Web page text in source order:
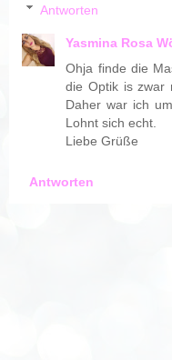
Antworten
Yasmina Rosa
Ohja finde die
die Optik is zwar
Daher war ich
Lohnt sich echt.
Liebe Grüße
Antworten